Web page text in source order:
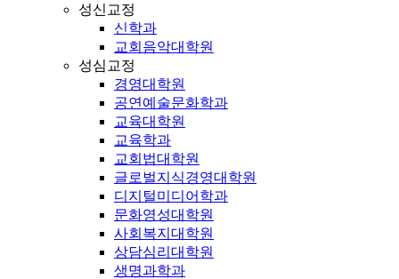
성신교정
신학과
교회음악대학원
성심교정
경영대학원
공연예술문화학과
교육대학원
교육학과
교회법대학원
글로벌지식경영대학원
디지털미디어학과
문화영성대학원
사회복지대학원
상담심리대학원
생명과학과